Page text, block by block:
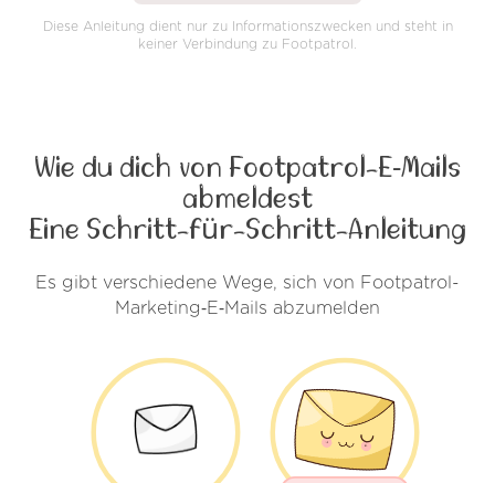
Diese Anleitung dient nur zu Informationszwecken und steht in
keiner Verbindung zu Footpatrol.
Wie du dich von Footpatrol-E‑Mails
abmeldest
Eine Schritt-für-Schritt-Anleitung
Es gibt verschiedene Wege, sich von Footpatrol-
Marketing‑E‑Mails abzumelden